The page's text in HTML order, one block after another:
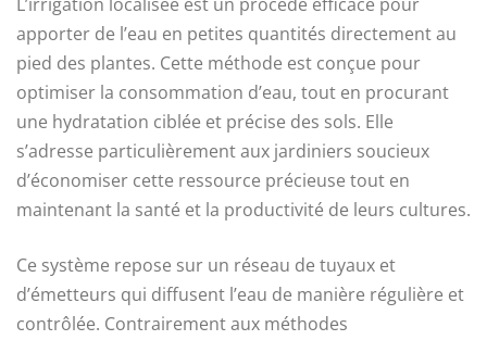
apporter de l’eau en petites quantités directement au
pied des plantes. Cette méthode est conçue pour
optimiser la consommation d’eau, tout en procurant
une hydratation ciblée et précise des sols. Elle
s’adresse particulièrement aux jardiniers soucieux
d’économiser cette ressource précieuse tout en
maintenant la santé et la productivité de leurs cultures.
Ce système repose sur un réseau de tuyaux et
d’émetteurs qui diffusent l’eau de manière régulière et
contrôlée. Contrairement aux méthodes